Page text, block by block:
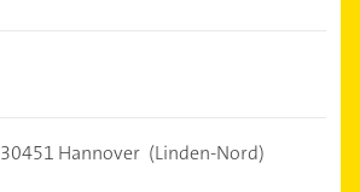
30451 Hannover (Linden-Nord)